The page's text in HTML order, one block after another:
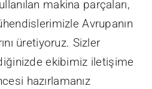
makina parçaları,
Avrupanın
üretiyoruz. Sizler
ekibimiz iletişime
hazırlamanız